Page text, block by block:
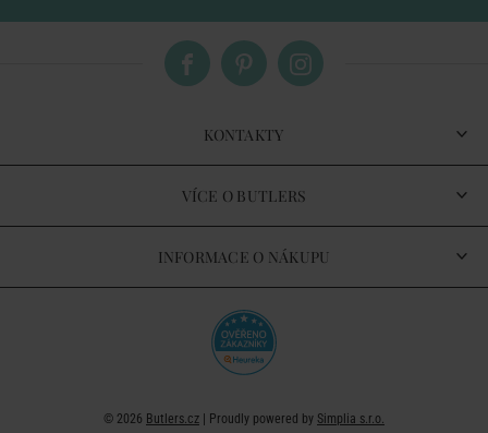
KONTAKTY
VÍCE O BUTLERS
INFORMACE O NÁKUPU
© 2026 Butlers.cz | Proudly powered by Simplia s.r.o.